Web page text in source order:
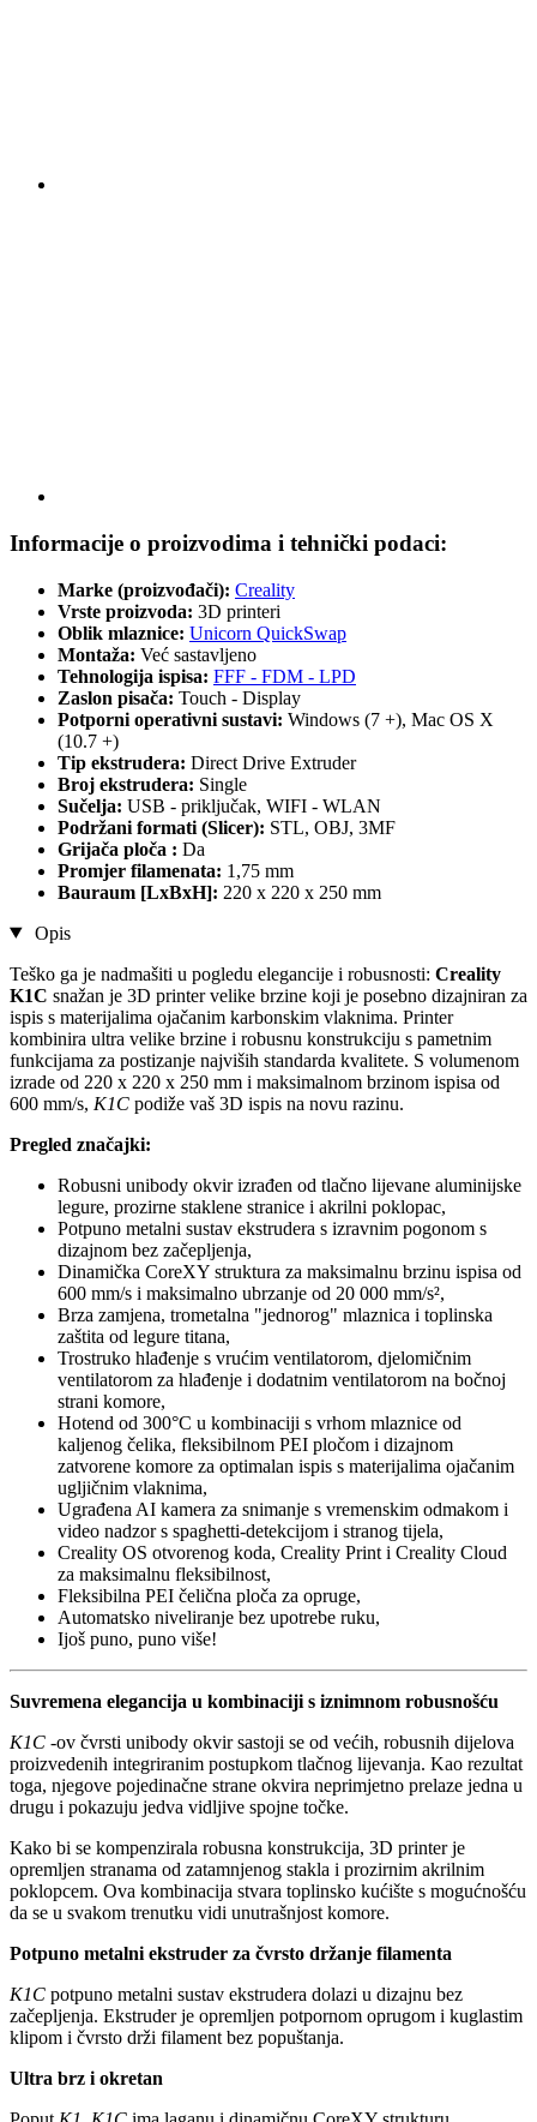
Informacije o proizvodima i tehnički podaci:
Marke (proizvođači): Creality
Vrste proizvoda: 3D printeri
Oblik mlaznice: Unicorn QuickSwap
Montaža: Već sastavljeno
Tehnologija ispisa: FFF - FDM - LPD
Zaslon pisača: Touch - Display
Potporni operativni sustavi: Windows (7 +), Mac OS X
(10.7 +)
Tip ekstrudera: Direct Drive Extruder
Broj ekstrudera: Single
Sučelja: USB - priključak, WIFI - WLAN
Podržani formati (Slicer): STL, OBJ, 3MF
Grijača ploča : Da
Promjer filamenata: 1,75 mm
Bauraum [LxBxH]: 220 x 220 x 250 mm
Opis
Teško ga je nadmašiti u pogledu elegancije i robusnosti: Creality
K1C snažan je 3D printer velike brzine koji je posebno dizajniran za
ispis s materijalima ojačanim karbonskim vlaknima. Printer
kombinira ultra velike brzine i robusnu konstrukciju s pametnim
funkcijama za postizanje najviših standarda kvalitete. S volumenom
izrade od 220 x 220 x 250 mm i maksimalnom brzinom ispisa od
600 mm/s, K1C podiže vaš 3D ispis na novu razinu.
Pregled značajki:
Robusni unibody okvir izrađen od tlačno lijevane aluminijske
legure, prozirne staklene stranice i akrilni poklopac,
Potpuno metalni sustav ekstrudera s izravnim pogonom s
dizajnom bez začepljenja,
Dinamička CoreXY struktura za maksimalnu brzinu ispisa od
600 mm/s i maksimalno ubrzanje od 20 000 mm/s²,
Brza zamjena, trometalna "jednorog" mlaznica i toplinska
zaštita od legure titana,
Trostruko hlađenje s vrućim ventilatorom, djelomičnim
ventilatorom za hlađenje i dodatnim ventilatorom na bočnoj
strani komore,
Hotend od 300°C u kombinaciji s vrhom mlaznice od
kaljenog čelika, fleksibilnom PEI pločom i dizajnom
zatvorene komore za optimalan ispis s materijalima ojačanim
ugljičnim vlaknima,
Ugrađena AI kamera za snimanje s vremenskim odmakom i
video nadzor s spaghetti-detekcijom i stranog tijela,
Creality OS otvorenog koda, Creality Print i Creality Cloud
za maksimalnu fleksibilnost,
Fleksibilna PEI čelična ploča za opruge,
Automatsko niveliranje bez upotrebe ruku,
Ijoš puno, puno više!
Suvremena elegancija u kombinaciji s iznimnom robusnošću
K1C -ov čvrsti unibody okvir sastoji se od većih, robusnih dijelova
proizvedenih integriranim postupkom tlačnog lijevanja. Kao rezultat
toga, njegove pojedinačne strane okvira neprimjetno prelaze jedna u
drugu i pokazuju jedva vidljive spojne točke.
Kako bi se kompenzirala robusna konstrukcija, 3D printer je
opremljen stranama od zatamnjenog stakla i prozirnim akrilnim
poklopcem. Ova kombinacija stvara toplinsko kućište s mogućnošću
da se u svakom trenutku vidi unutrašnjost komore.
Potpuno metalni ekstruder za čvrsto držanje filamenta
K1C potpuno metalni sustav ekstrudera dolazi u dizajnu bez
začepljenja. Ekstruder je opremljen potpornom oprugom i kuglastim
klipom i čvrsto drži filament bez popuštanja.
Ultra brz i okretan